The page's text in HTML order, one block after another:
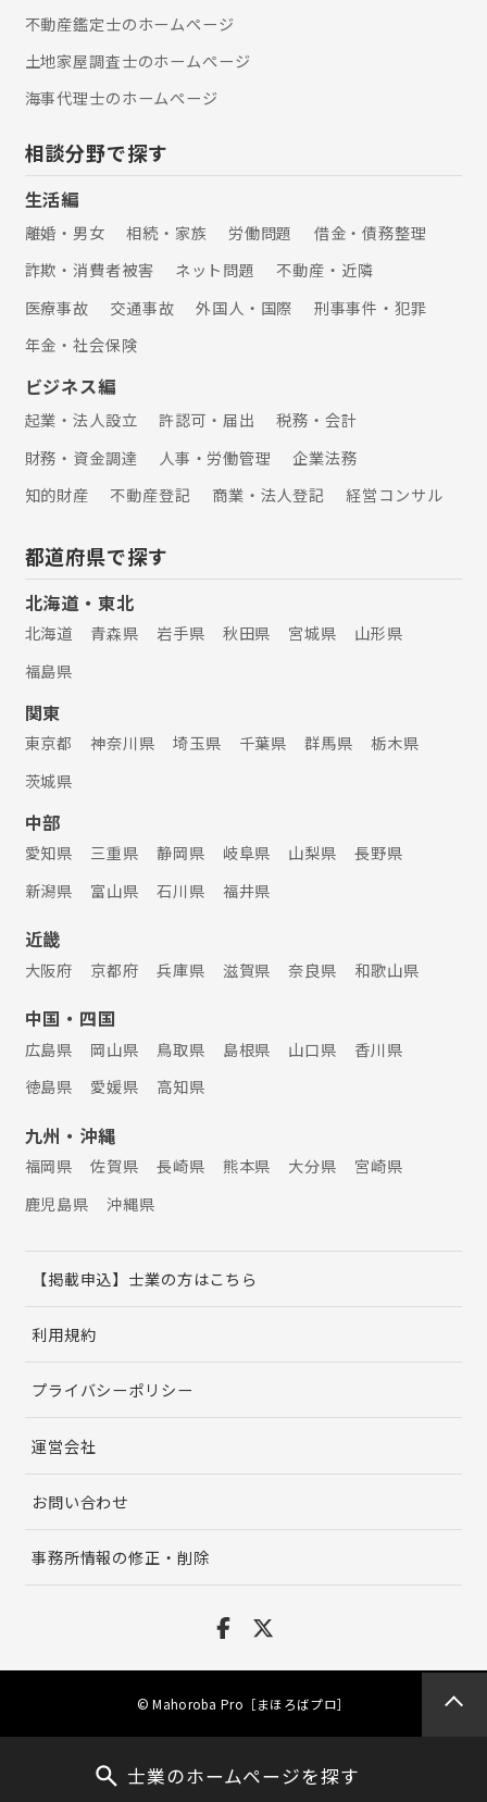
不動産鑑定士のホームぺージ
土地家屋調査士のホームぺージ
海事代理士のホームぺージ
相談分野で探す
生活編
離婚・男女 相続・家族 労働問題
借金・債務整理
詐欺・消費者被害
ネット問題
不動産・近隣
医療事故
交通事故 外国人・国際
刑事事件・犯罪
年金・社会保険
ビジネス編
起業・法人設立 許認可・届出
税務・会計
財務・資金調達
人事・労働管理
企業法務
知的財産
不動産登記 商業・法人登記 経営コンサル
都道府県で探す
北海道・東北
北海道 青森県 岩手県 秋田県 宮城県
山形県
福島県
関東
東京都 神奈川県 埼玉県 千葉県 群馬県
栃木県
茨城県
中部
愛知県 三重県 静岡県 岐阜県 山梨県
長野県
新潟県
富山県 石川県 福井県
近畿
大阪府 京都府 兵庫県 滋賀県 奈良県 和歌山県
中国・四国
広島県 岡山県 鳥取県 島根県 山口県
香川県
徳島県
愛媛県 高知県
九州・沖縄
福岡県 佐賀県 長崎県 熊本県 大分県
宮崎県
鹿児島県
沖縄県
【掲載申込】士業の方はこちら
利用規約
プライバシーポリシー
運営会社
お問い合わせ
事務所情報の修正・削除
© Mahoroba Pro［まほろばプロ］